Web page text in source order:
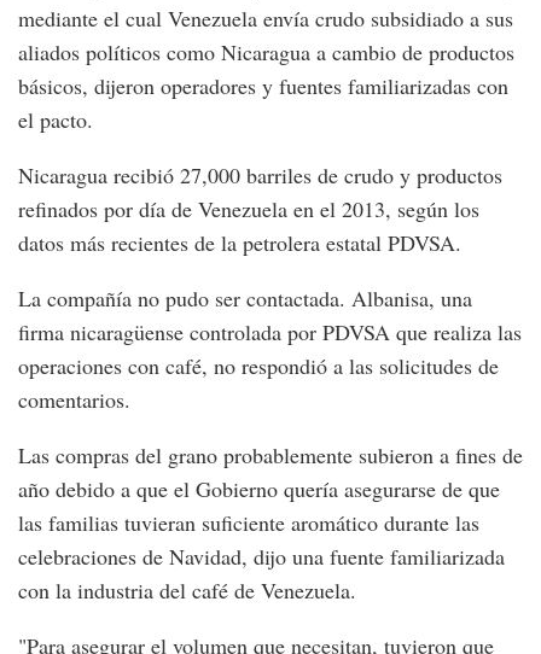
mediante el cual Venezuela envía crudo subsidiado a sus
aliados políticos como Nicaragua a cambio de productos
básicos, dijeron operadores y fuentes familiarizadas con
el pacto.
Nicaragua recibió 27,000 barriles de crudo y productos
refinados por día de Venezuela en el 2013, según los
datos más recientes de la petrolera estatal PDVSA.
La compañía no pudo ser contactada. Albanisa, una
firma nicaragüense controlada por PDVSA que realiza las
operaciones con café, no respondió a las solicitudes de
comentarios.
Las compras del grano probablemente subieron a fines de
año debido a que el Gobierno quería asegurarse de que
las familias tuvieran suficiente aromático durante las
celebraciones de Navidad, dijo una fuente familiarizada
con la industria del café de Venezuela.
"Para asegurar el volumen que necesitan, tuvieron que